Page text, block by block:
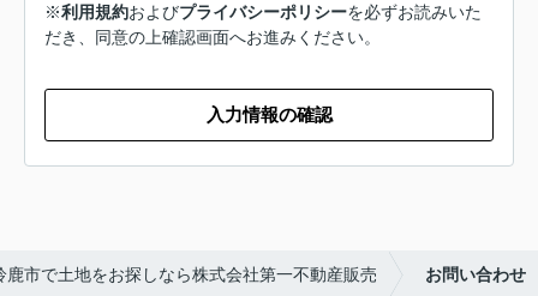
※利用規約およびプライバシーポリシーを必ずお読みいた
だき、同意の上確認画面へお進みください。
入力情報の確認
鹿市で土地をお探しなら株式会社第一不動産販売 お問い合わせ